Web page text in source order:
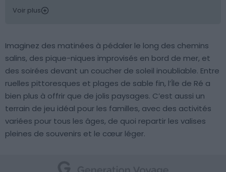
Voir plus
Imaginez des matinées à pédaler le long des chemins
salins, des pique-niques improvisés en bord de mer, et
des soirées devant un coucher de soleil inoubliable. Entre
ruelles pittoresques et plages de sable fin, l’Île de Ré a
bien plus à offrir que de jolis paysages. C’est aussi un
terrain de jeu idéal pour les familles, avec des activités
variées pour tous les âges, de quoi repartir les valises
pleines de souvenirs et le cœur léger.